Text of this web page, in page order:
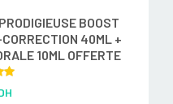
BOOST
40ML +
10ML OFFERTE
5